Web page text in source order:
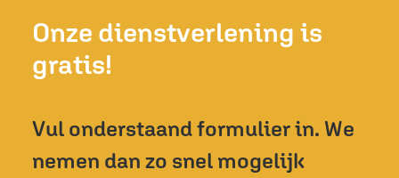
Onze dienstverlening is
gratis!
Vul onderstaand formulier in. We
nemen dan zo snel mogelijk